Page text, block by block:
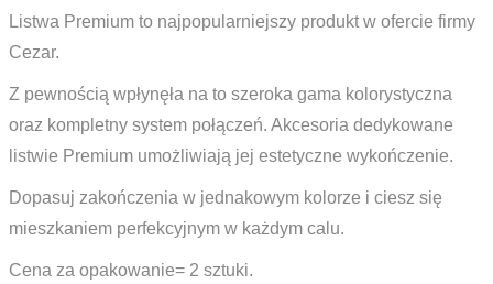
Listwa Premium to najpopularniejszy produkt w ofercie firmy
Cezar.
Z pewnością wpłynęła na to szeroka gama kolorystyczna
oraz kompletny system połączeń. Akcesoria dedykowane
listwie Premium umożliwiają jej estetyczne wykończenie.
Dopasuj zakończenia w jednakowym kolorze i ciesz się
mieszkaniem perfekcyjnym w każdym calu.
Cena za opakowanie= 2 sztuki.